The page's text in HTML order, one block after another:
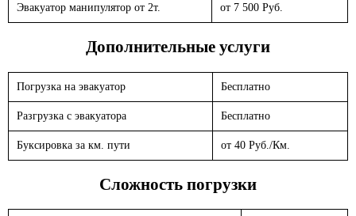
Эвакуатор манипулятор от 2т. от 7 500 Руб.
Дополнительные услуги
Погрузка на эвакуатор Бесплатно
Разгрузка с эвакуатора Бесплатно
Буксировка за км. пути от 40 Руб./Км.
Сложность погрузки